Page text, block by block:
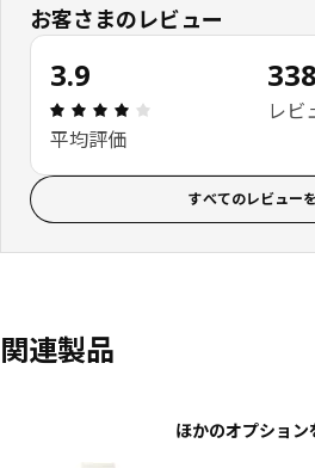
お客さまのレビュー
3.9
レビュー: 3.9 5 星の
平均評価
338
レビ
すべてのレビュー
関連製品
ほかのオプション